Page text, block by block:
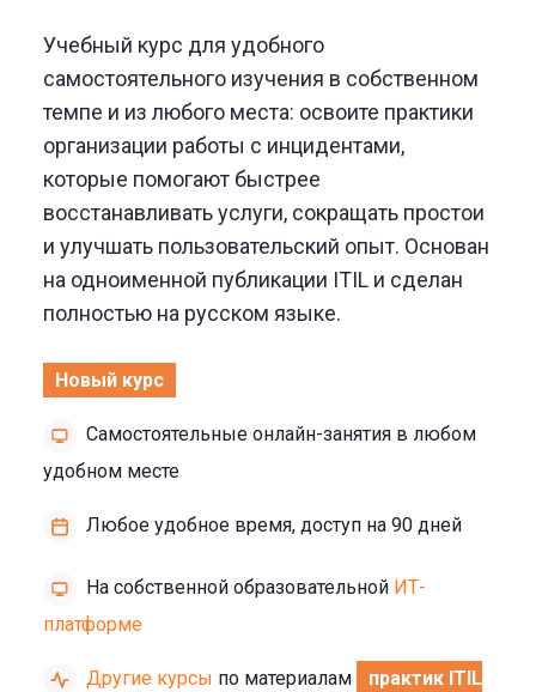
Учебный курс для удобного
самостоятельного изучения в собственном
темпе и из любого места: освоите практики
организации работы с инцидентами,
которые помогают быстрее
восстанавливать услуги, сокращать простои
и улучшать пользовательский опыт. Основан
на одноименной публикации ITIL и сделан
полностью на русском языке.
Новый курс
Самостоятельные онлайн-занятия в любом
удобном месте
Любое удобное время, доступ на 90 дней
На собственной образовательной ИТ-
платформе
Другие курсы по материалам
практик ITIL